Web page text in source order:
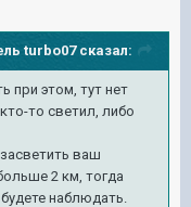
turbo07сказал:
при этом, тут нет
то светил, либо
ваш
2 км, тогда
наблюдать.